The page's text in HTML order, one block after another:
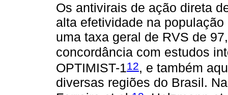
Os antivirais de ação direta
alta efetividade na
uma taxa geral de RVS de
concordância com estudos
OPTIMIST-112, e também
diversas regiões do Brasil.